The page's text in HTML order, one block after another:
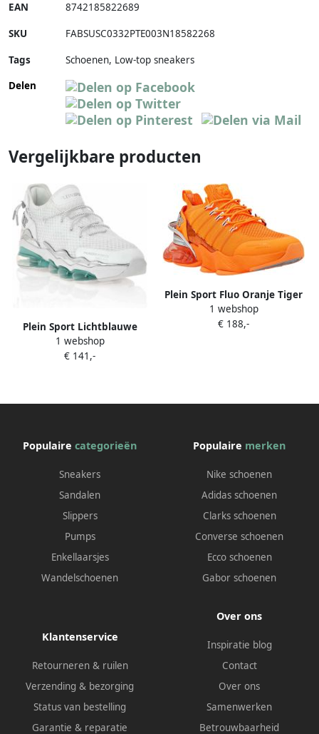
EAN 8742185822689
SKU FABSUSC0332PTE003N18582268
Tags
Schoenen, Low-top sneakers
Delen
Vergelijkbare producten
Plein Sport Lichtblauwe
Mesh Runner Sneaker White
Heren
1 webshop
€ 141,-
Plein Sport Fluo Oranje Tiger
Attack Hardloopschoen
Orange Heren
1 webshop
€ 188,-
Populaire categorieën
Sneakers
Sandalen
Slippers
Pumps
Enkellaarsjes
Wandelschoenen
Populaire merken
Nike schoenen
Adidas schoenen
Clarks schoenen
Converse schoenen
Ecco schoenen
Gabor schoenen
Klantenservice
Retourneren & ruilen
Verzending & bezorging
Status van bestelling
Garantie & reparatie
Over ons
Inspiratie blog
Contact
Over ons
Samenwerken
Betrouwbaarheid